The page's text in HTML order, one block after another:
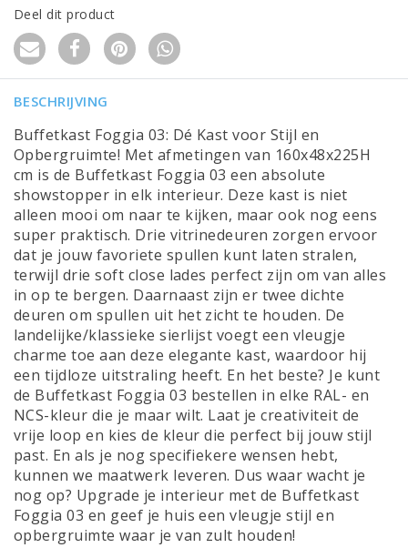
Deel dit product
BESCHRIJVING
Buffetkast Foggia 03: Dé Kast voor Stijl en
Opbergruimte! Met afmetingen van 160x48x225H
cm is de Buffetkast Foggia 03 een absolute
showstopper in elk interieur. Deze kast is niet
alleen mooi om naar te kijken, maar ook nog eens
super praktisch. Drie vitrinedeuren zorgen ervoor
dat je jouw favoriete spullen kunt laten stralen,
terwijl drie soft close lades perfect zijn om van alles
in op te bergen. Daarnaast zijn er twee dichte
deuren om spullen uit het zicht te houden. De
landelijke/klassieke sierlijst voegt een vleugje
charme toe aan deze elegante kast, waardoor hij
een tijdloze uitstraling heeft. En het beste? Je kunt
de Buffetkast Foggia 03 bestellen in elke RAL- en
NCS-kleur die je maar wilt. Laat je creativiteit de
vrije loop en kies de kleur die perfect bij jouw stijl
past. En als je nog specifiekere wensen hebt,
kunnen we maatwerk leveren. Dus waar wacht je
nog op? Upgrade je interieur met de Buffetkast
Foggia 03 en geef je huis een vleugje stijl en
opbergruimte waar je van zult houden!